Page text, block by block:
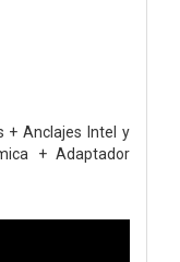
+ Anclajes Intel y
+ Adaptador